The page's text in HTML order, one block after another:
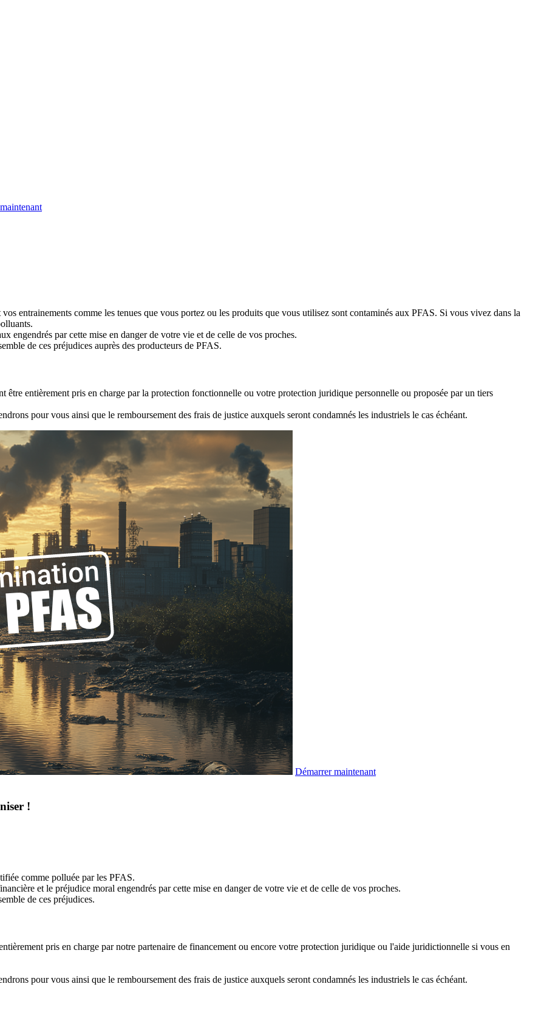
entrainements comme les tenues que vous portez ou les produits que vous utilisez sont contaminés aux PFAS. Si vous vivez dans la
engendrés par cette mise en danger de votre vie et de celle de vos proches.
de ces préjudices auprès des producteurs de PFAS.
être entièrement pris en charge par la protection fonctionnelle ou votre protection juridique personnelle ou proposée par un tiers
pour vous ainsi que le remboursement des frais de justice auxquels seront condamnés les industriels le cas échéant.
Démarrer maintenant
!
comme polluée par les PFAS.
et le préjudice moral engendrés par cette mise en danger de votre vie et de celle de vos proches.
de ces préjudices.
pris en charge par notre partenaire de financement ou encore votre protection juridique ou l'aide juridictionnelle si vous en
pour vous ainsi que le remboursement des frais de justice auxquels seront condamnés les industriels le cas échéant.